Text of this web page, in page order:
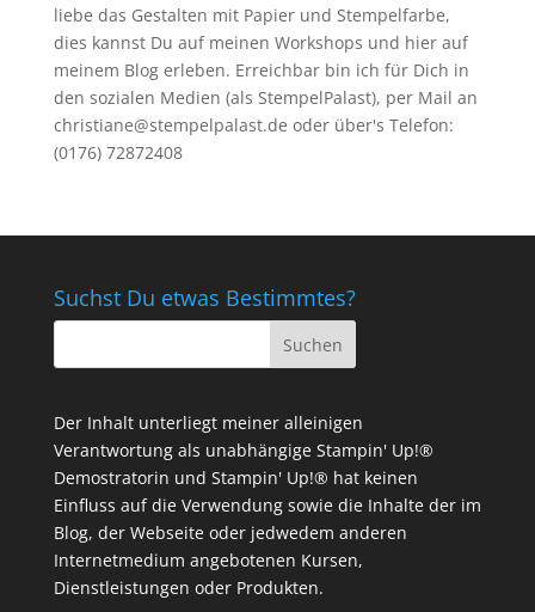
liebe das Gestalten mit Papier und Stempelfarbe,
dies kannst Du auf meinen Workshops und hier auf
meinem Blog erleben. Erreichbar bin ich für Dich in
den sozialen Medien (als StempelPalast), per Mail an
christiane@stempelpalast.de oder über's Telefon:
(0176) 72872408
Suchst Du etwas Bestimmtes?
Der Inhalt unterliegt meiner alleinigen
Verantwortung als unabhängige Stampin' Up!®
Demostratorin und Stampin' Up!® hat keinen
Einfluss auf die Verwendung sowie die Inhalte der im
Blog, der Webseite oder jedwedem anderen
Internetmedium angebotenen Kursen,
Dienstleistungen oder Produkten.